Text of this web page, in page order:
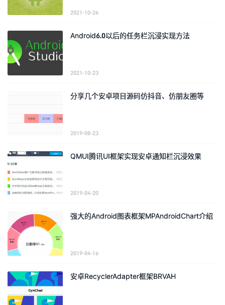
2021-10-26
Android6.0以后的任务栏沉浸实现方法
2021-10-23
分享几个安卓项目源码仿抖音、仿朋友圈等
2019-08-23
QMUI腾讯UI框架实现安卓通知栏沉浸效果
2019-04-20
强大的Android图表框架MPAndroidChart介绍
2019-04-16
安卓RecyclerAdapter框架BRVAH